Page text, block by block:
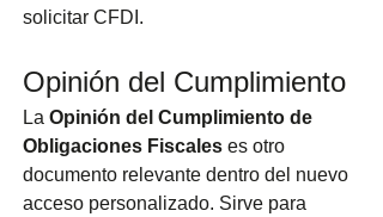
solicitar CFDI.
Opinión del Cumplimiento
La Opinión del Cumplimiento de
Obligaciones Fiscales es otro
documento relevante dentro del nuevo
acceso personalizado. Sirve para